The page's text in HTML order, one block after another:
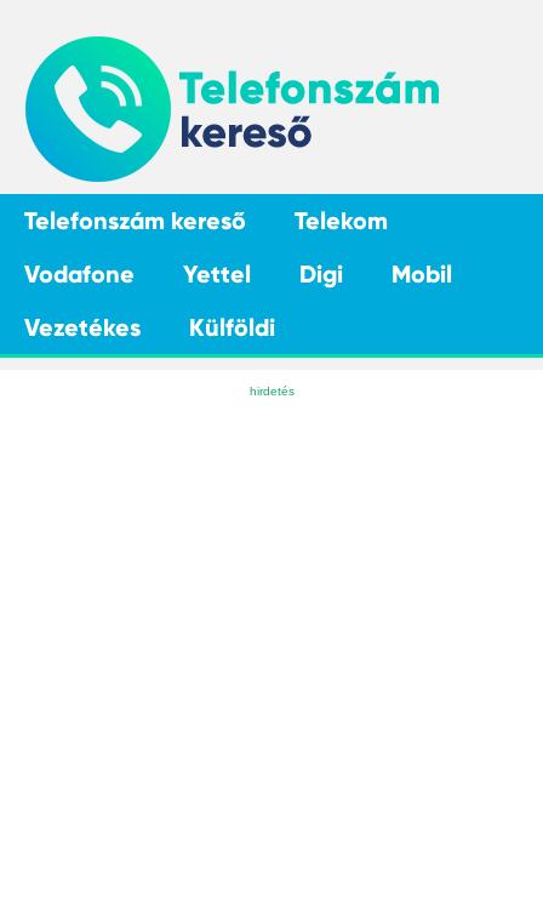
Telefonszám kereső
Telekom
Vodafone
Yettel Digi
Mobil
Vezetékes
Külföldi